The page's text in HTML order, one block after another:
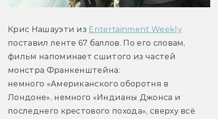
Крис Нашауэти из Entertainment Weekly
поставил ленте 67 баллов. По его словам,
фильм напоминает сшитого из частей
монстра Франкенштейна:
немного «Американского оборотня в
Лондоне», немного «Индианы Джонса и
последнего крестового похода», сверху всё